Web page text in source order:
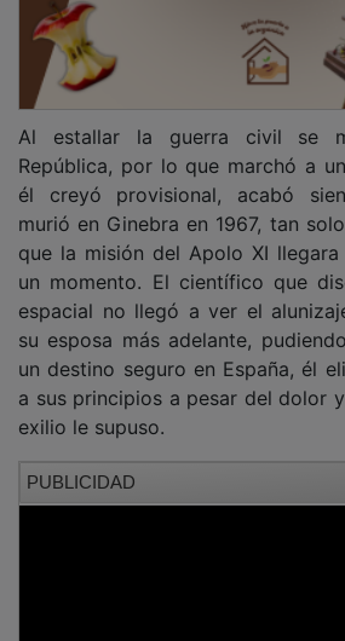
Al estallar la guerra civil se
República, por lo que marchó a
él creyó provisional, acabó
murió en Ginebra en 1967, tan
que la misión del Apolo XI llegara
un momento. El científico que
espacial no llegó a ver el
su esposa más adelante,
un destino seguro en España, él
a sus principios a pesar del dolor
exilio le supuso.
PUBLICIDAD